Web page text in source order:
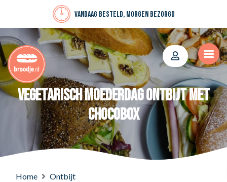
Vandaag besteld, morgen bezorgd
Vegetarisch Moederdag ontbijt met
chocobox
Home
Ontbijt